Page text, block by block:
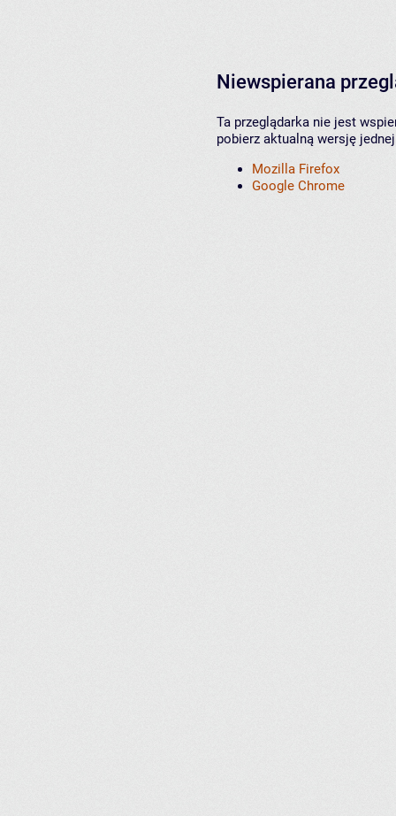
Niewspierana
Ta przeglądarka nie jest
pobierz aktualną wersję
Mozilla Firefox
Google Chrome